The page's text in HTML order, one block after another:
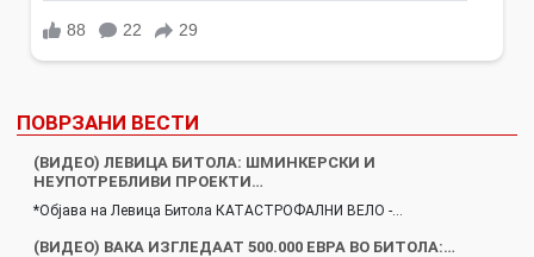
ПОВРЗАНИ ВЕСТИ
(ВИДЕО) ЛЕВИЦА БИТОЛА: ШМИНКЕРСКИ И
НЕУПОТРЕБЛИВИ ПРОЕКТИ…
*Објава на Левица Битола КАТАСТРОФАЛНИ ВЕЛО -…
(ВИДЕО) ВАКА ИЗГЛЕДААТ 500.000 ЕВРА ВО БИТОЛА:…